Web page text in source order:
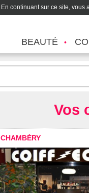
En continuant sur ce site, vous
BEAUTÉ
Vos
CHAMBÉRY